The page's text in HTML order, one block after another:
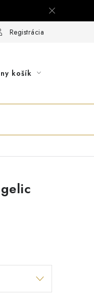
Registrácia
košík